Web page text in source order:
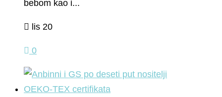
bebom kao i...
lis 20
0